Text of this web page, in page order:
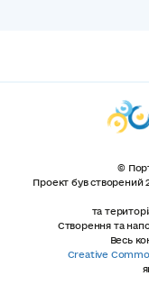
©
Проект був створений
та
Створення та
Весь
Creative